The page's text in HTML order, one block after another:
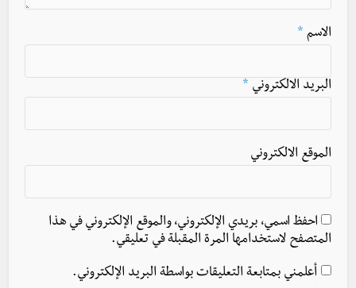
الاسم *
البريد الالكتروني *
الموقع الالكتروني
احفظ اسمي، بريدي الإلكتروني، والموقع الإلكتروني في هذا
المتصفح لاستخدامها المرة المقبلة في تعليقي.
أعلمني بمتابعة التعليقات بواسطة البريد الإلكتروني.